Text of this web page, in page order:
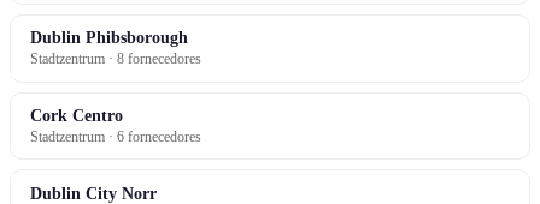
Dublin Phibsborough
Stadtzentrum · 8 fornecedores
Cork Centro
Stadtzentrum · 6 fornecedores
Dublin City Norr